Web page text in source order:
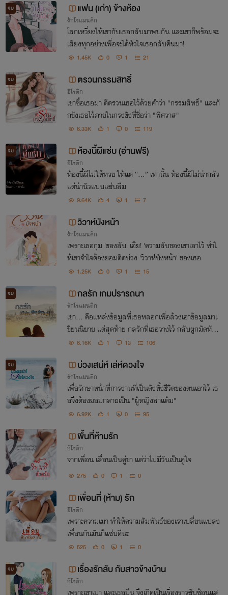
จบ แฟน (เก่า) ข้างห้อง
รักโรแมนติก
โลกเหวี่ยงให้เขากับเธอกลับมาพบกัน และเขาก็พร้อมจะ
เสี่ยงทุกอย่างเพื่อจะได้หัวใจเธอกลับคืนมา!
1.45K 0 1 21
จบ ตรวนกรรมสิทธิ์
อีโรติก
เขาซื้อเธอมา ตีตรวนเธอไว้ด้วยคำว่า "กรรมสิทธิ์" และกั
กขังเธอไว้ภายในกรงขังที่ชื่อว่า "พิศวาส"
6.33K 1 0 119
จบ ห้องนี้ผีแซ่บ (อ่านฟรี)
อีโรติก
ห้องนี้ผีไม่ให้หวย ให้แต่ “...” เท่านั้น ห้องนี้ผีไม่น่ากลัว
แต่น่านัวแบบแซ่บลืม
9.64K 4 1 7
วิวาห์บังหน้า
รักโรแมนติก
เพราะเธอกุม 'ของลับ' เอ๊ย! 'ความลับของเขาเอาไว้ ทำใ
ห้เขาจำใจต้องยอมติดบ่วง 'วิวาห์บังหน้า' ของเธอ
1.25K 0 1 15
จบ กลรัก เกมปรารถนา
รักโรแมนติก
เขา... คือแหล่งข้อมูลที่เธอหลอกเพื่อล้วงเอาข้อมูลมาเ
ขียนนิยาย แต่สุดท้าย กลรักที่เธอวางไว้ กลับผูกมัดหัวใ
จของเธอไว้กับเขา
6.16K 1 13 106
จบ บ่วงเสน่ห์ เล่ห์ดวงใจ
รักโรแมนติก
เพื่อรักษาหน้าที่การงานที่เป็นดังทั้งชีวิตของตนเอาไว้ เธ
อจึงต้องยอมกลายเป็น "ผู้หญิงล่าแต้ม"
6.92K 1 0 95
พื้นที่ห้ามรัก
อีโรติก
จากเพื่อน เลื่อนเป็นคู่ขา แต่ว่าไม่มีวันเป็นคู่ใจ
275 0 1 0
เพื่อนที่ (ห้าม) รัก
อีโรติก
เพราะความเมา ทำให้ความสัมพันธ์ของเราเปลี่ยนแปลง
เพื่อนกันมันก็แซ่บดีนะ
525 0 1 0
จบ เรื่องรักลับ กับสาวข้างบ้าน
อีโรติก
เพราะเขาเมา และเธอมึน จึงเกิดเป็นเรื่องราวซับซ้อนแส